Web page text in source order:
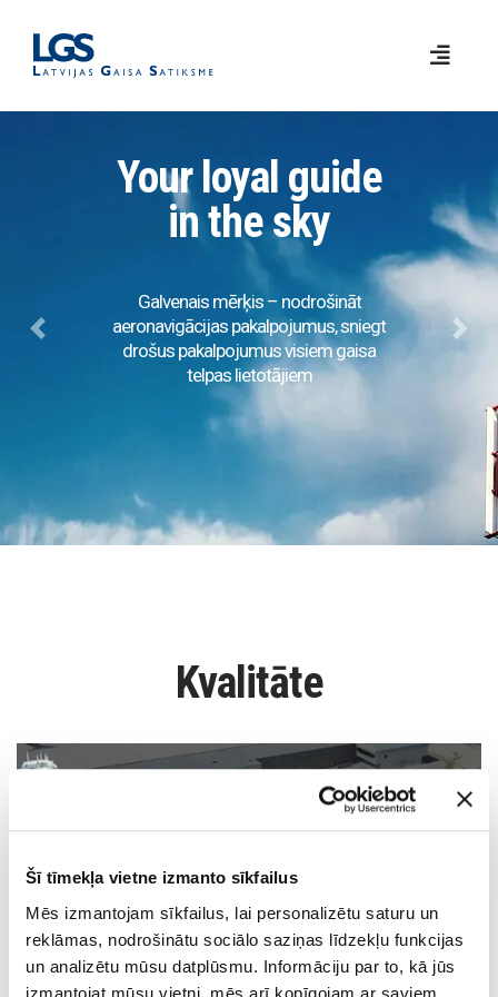
Šī tīmekļa vietne izmanto sīkfailus
Mēs izmantojam sīkfailus, lai personalizētu saturu un
reklāmas, nodrošinātu sociālo saziņas līdzekļu funkcijas
un analizētu mūsu datplūsmu. Informāciju par to, kā jūs
izmantojat mūsu vietni, mēs arī kopīgojam ar saviem
Your loyal guide
in the sky
Galvenais mērķis – nodrošināt
aeronavigācijas pakalpojumus, sniegt
drošus pakalpojumus visiem gaisa
telpas lietotājiem
Previous Next
Kvalitāte
“Latvijas gaisa satiksmes” sniegto aeronavigācijas pakalpojumu
kvalitātes nodrošināšanai 2000. gadā tika ieviesta kvalitātes